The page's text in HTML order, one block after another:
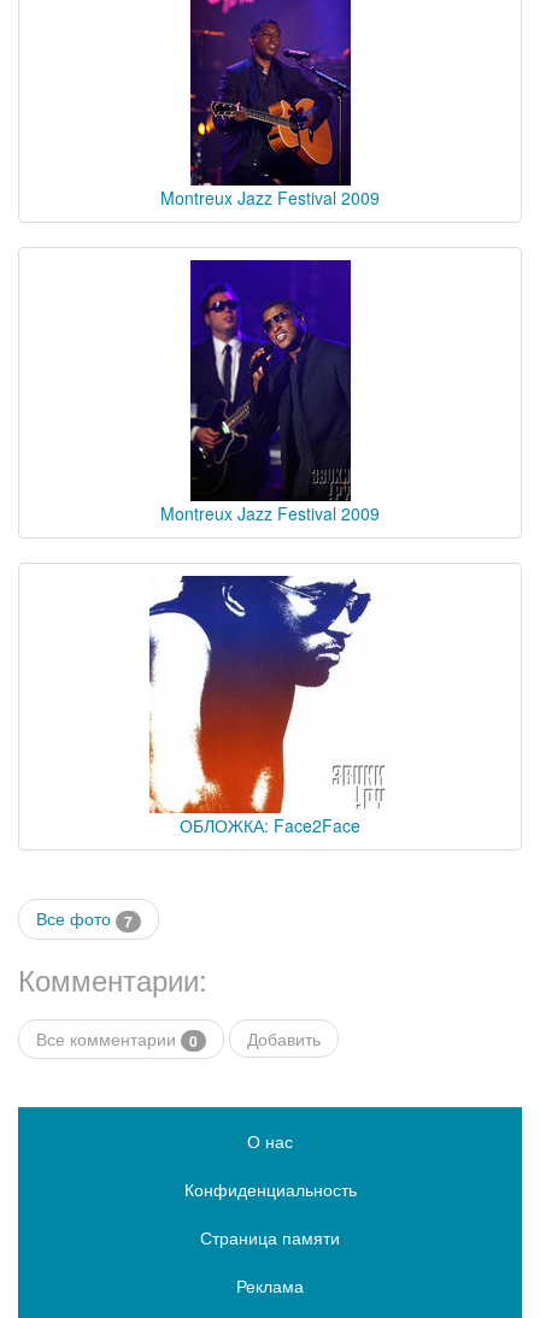
Montreux Jazz Festival 2009
Montreux Jazz Festival 2009
ОБЛОЖКА: Face2Face
Все фото 7
Комментарии:
Все комментарии 0 Добавить
О нас
Конфиденциальность
Страница памяти
Реклама